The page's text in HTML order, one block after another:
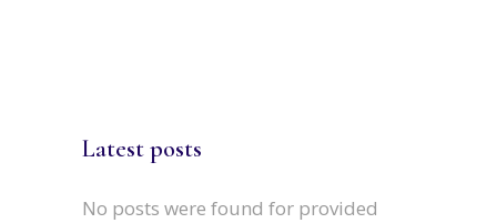
Latest posts
No posts were found for provided